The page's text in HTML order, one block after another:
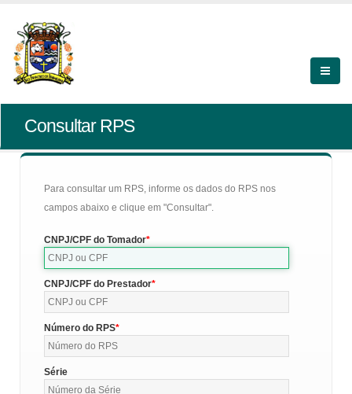
Consultar RPS
Para consultar um RPS, informe os dados do RPS nos
campos abaixo e clique em "Consultar".
CNPJ/CPF do Tomador
CNPJ/CPF do Prestador
Número do RPS
Série